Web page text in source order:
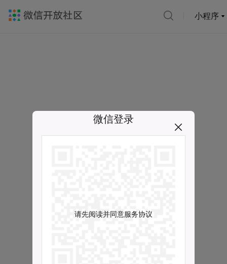
小程序
微信登录
请先阅读并同意服务协议